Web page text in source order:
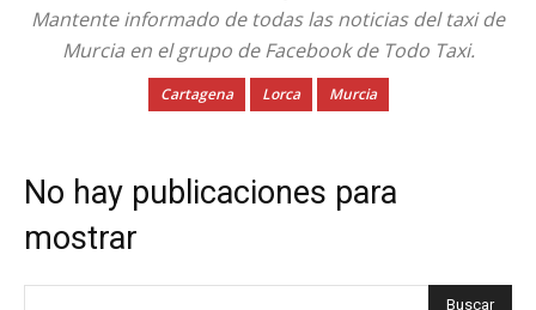
Cartagena Lorca Murcia
No hay publicaciones para
mostrar